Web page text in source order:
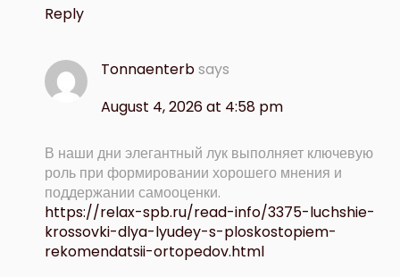
Reply
Tonnaenterbsays
August 4, 2026 at 4:58 pm
В наши дни элегантный лук выполняет ключевую
роль при формировании хорошего мнения и
поддержании самооценки.
https://relax-spb.ru/read-info/3375-luchshie-
krossovki-dlya-lyudey-s-ploskostopiem-
rekomendatsii-ortopedov.html